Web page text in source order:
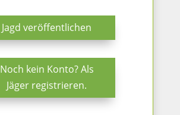
Jagd veröffentlichen
Noch kein Konto? Als
Jäger registrieren.